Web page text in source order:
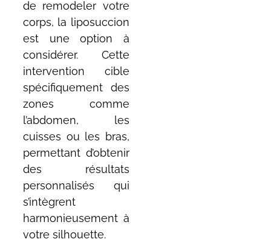
de remodeler votre
corps, la liposuccion
est une option à
considérer. Cette
intervention cible
spécifiquement des
zones comme
l’abdomen, les
cuisses ou les bras,
permettant d’obtenir
des résultats
personnalisés qui
s’intègrent
harmonieusement à
votre silhouette.